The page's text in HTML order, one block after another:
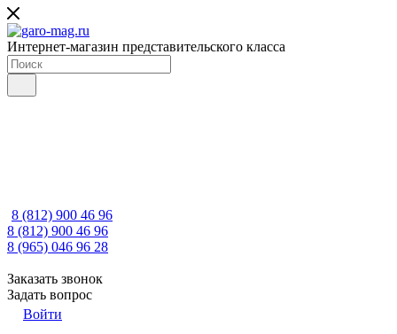
Интернет-магазин представительского класса
8 (812) 900 46 96
8 (812) 900 46 96
8 (965) 046 96 28
Заказать звонок
Задать вопрос
Войти